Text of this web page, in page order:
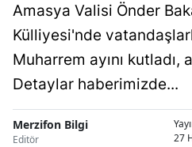
Amasya Valisi Önder
Külliyesi'nde
Muharrem ayını kutladı,
Detaylar haberimizde...
Merzifon Bilgi
Editör
27